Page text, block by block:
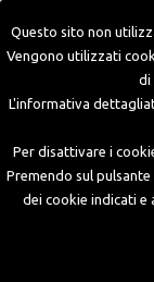
Questo sito non
Vengono utilizzati
di
L'informativa
Per disattivare i
Premendo sul
dei cookie indicati e
Kit GPL